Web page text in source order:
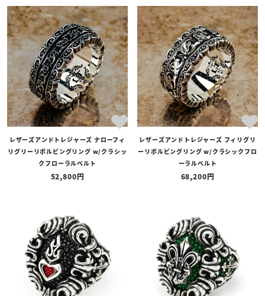
レザーズアンドトレジャーズ ナローフィ
リグリーリボルビングリング w/クラシッ
クフローラルベルト
52,800
レザーズアンドトレジャーズ フィリグリ
ーリボルビングリング w/クラシックフロ
ーラルベルト
68,200